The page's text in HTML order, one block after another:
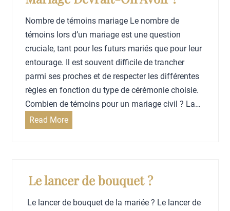
m
é
e
a
n
c
e
e
t
A
c
e
b
r
s
a
r
o
b
e
d
e
m
é
e
Nombre de témoins mariage Le nombre de
témoins lors d’un mariage est une question
cruciale, tant pour les futurs mariés que pour leur
entourage. Il est souvent difficile de trancher
parmi ses proches et de respecter les différentes
règles en fonction du type de cérémonie choisie.
Combien de témoins pour un mariage civil ? La…
Read MoreC
e
n
Le lancer de bouquet ?
Le lancer de bouquet de la mariée ? Le lancer de